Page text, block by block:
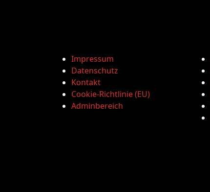
Impressum
Datenschutz
Kontakt
Cookie-Richtlinie (EU)
Adminbereich